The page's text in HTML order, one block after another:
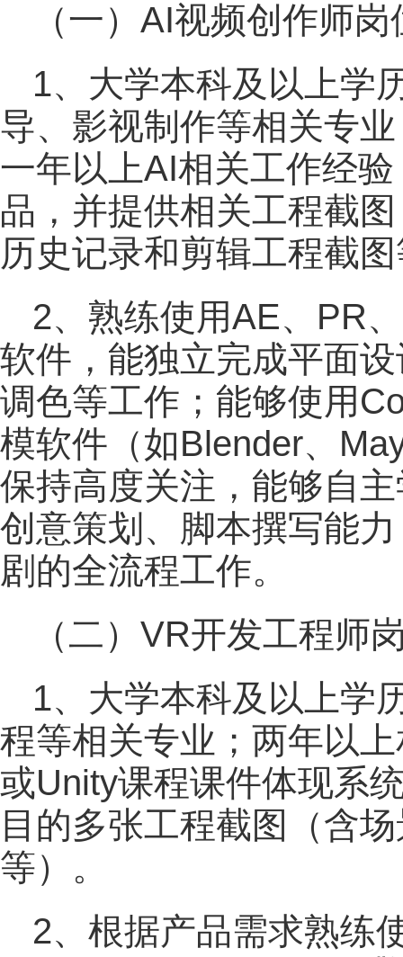
（一）AI视频创作师
1、大学本科及以上学
导、影视制作等相关专
一年以上AI相关工作经
品，并提供相关工程截
历史记录和剪辑工程截
2、熟练使用AE、PR
软件，能独立完成平面
调色等工作；能够使用
模软件（如Blender、
保持高度关注，能够自
创意策划、脚本撰写能
剧的全流程工作。
（二）VR开发工程师
1、大学本科及以上学
程等相关专业；两年以
或Unity课程课件体现系
目的多张工程截图（含
等）。
2、根据产品需求熟练